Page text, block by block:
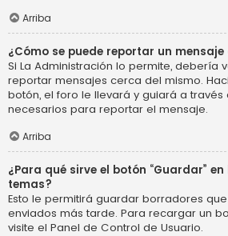
Arriba
¿Cómo se puede reportar un
Si La Administración lo permite, debería
reportar mensajes cerca del mismo.
botón, el foro le llevará y guiará a
necesarios para reportar el mensaje.
Arriba
¿Para qué sirve el botón “Guardar”
temas?
Esto le permitirá guardar borradores
enviados más tarde. Para recargar un
visite el Panel de Control de Usuario.